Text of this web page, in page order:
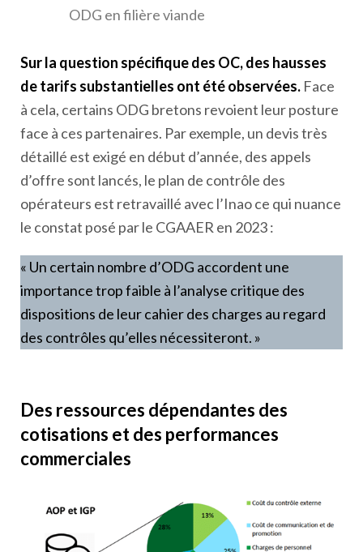
ODG en filière viande
Sur la question spécifique des OC, des hausses
de tarifs substantielles ont été observées. Face
à cela, certains ODG bretons revoient leur posture
face à ces partenaires. Par exemple, un devis très
détaillé est exigé en début d’année, des appels
d’offre sont lancés, le plan de contrôle des
opérateurs est retravaillé avec l’Inao ce qui nuance
le constat posé par le CGAAER en 2023 :
« Un certain nombre d’ODG accordent une
importance trop faible à l’analyse critique des
dispositions de leur cahier des charges au regard
des contrôles qu’elles nécessiteront. »
Des ressources dépendantes des
cotisations et des performances
commerciales